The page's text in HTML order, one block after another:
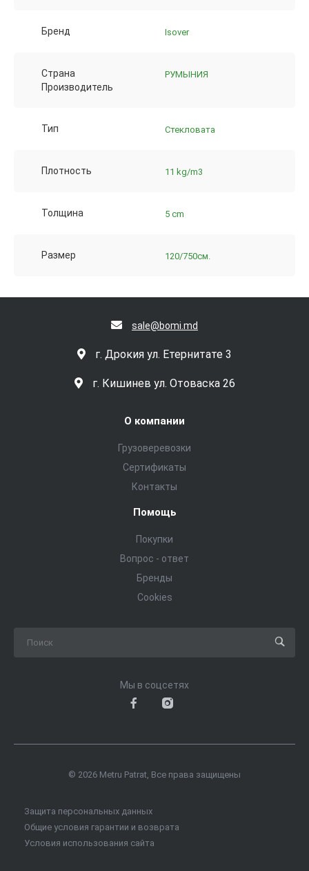
Бренд Isover
Страна
Производитель
РУМЫНИЯ
Тип Стекловата
Плотность 11 kg/m3
Толщина 5 cm
Размер 120/750см.
sale@bomi.md
г. Дрокия ул. Етернитате 3
г. Кишинев ул. Отоваска 26
О компании
Грузоверевозки
Сертификаты
Контакты
Помощь
Покупки
Вопрос - ответ
Бренды
Cookies
Мы в соцсетях
© 2026 Metru Patrat, Все права защищены
Защита персональных данных
Общие условия гарантии и возврата
Условия использования сайта